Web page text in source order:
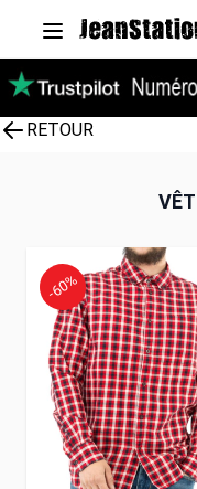
RETOUR
-60%